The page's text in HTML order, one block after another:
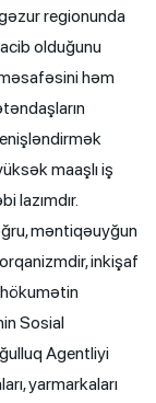
regionunda
olduğunu
həm
maaşlı iş
lazımdır.
məntiqəuyğun
inkişaf
Sosial
Agentliyi
yarmarkaları